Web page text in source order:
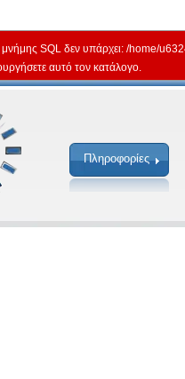
SQL δεν υπάρχει: /home/
αυτό τον κατάλογο.
Πληροφορίες